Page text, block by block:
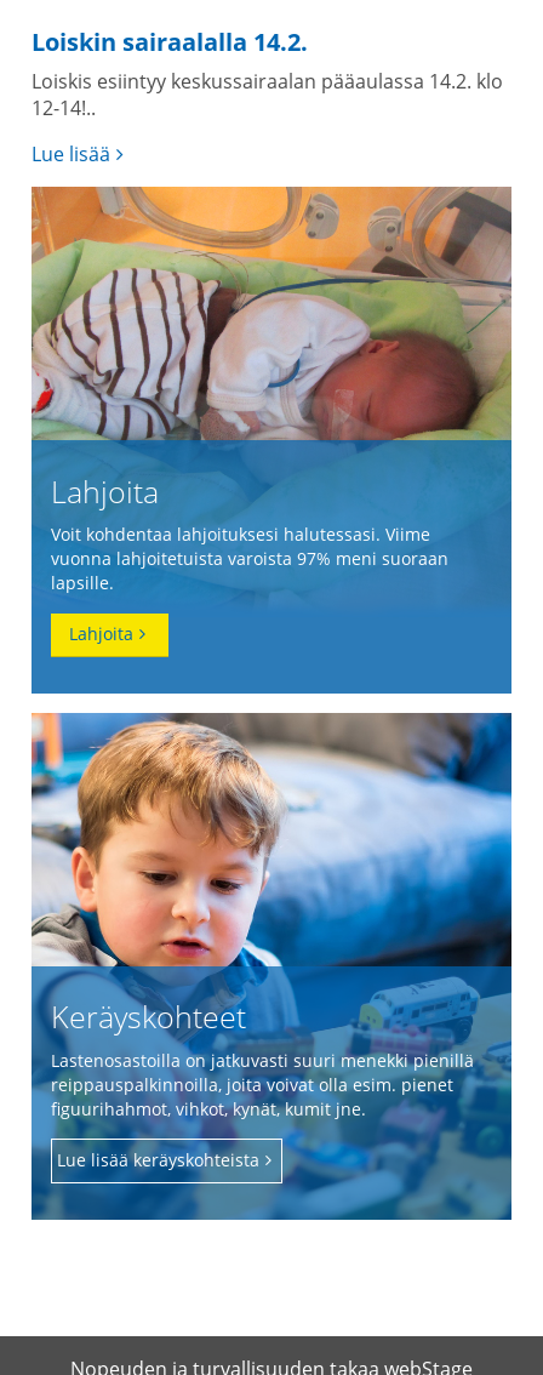
Loiskin sairaalalla 14.2.
Loiskis esiintyy keskussairaalan pääaulassa 14.2. klo
12-14!..
Lue lisää
Lahjoita
Voit kohdentaa lahjoituksesi halutessasi. Viime
vuonna lahjoitetuista varoista 97% meni suoraan
lapsille.
Lahjoita
Keräyskohteet
Lastenosastoilla on jatkuvasti suuri menekki pienillä
reippauspalkinnoilla, joita voivat olla esim. pienet
figuurihahmot, vihkot, kynät, kumit jne.
Lue lisää keräyskohteista
Nopeuden ja turvallisuuden takaa webStage